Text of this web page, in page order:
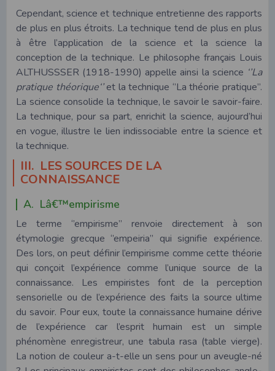
Cependant, science et technique entretienne des rapports
de plus en plus étroits. La technique tend de plus en plus
à être l’application de la science et la science la
conception de la technique. Le philosophe français Louis
ALTHUSSSER (1918-1990) appelle ainsi la science ‘’La
pratique théorique‘’et la technique ‘’La théorie pratique’’.
La science consolide la technique, le savoir le savoir-faire.
La technique, pour sa part, enrichit la science, aujourd’hui
en vogue, illustre le lien indissociable entre la science et
la technique.
III. LES SOURCES DE LA
CONNAISSANCE
A. Lâ€™empirisme
Le terme ‘’empirisme’’ renvoie directement à son
étymologie grecque ‘’empeiria’’ qui signifie expérience.
Des lors, on peut définir l’empirisme comme cette théorie
qui conçoit l’expérience comme l’unique source de la
connaissance. Les empiristes font de la perception
sensorielle ou de l’expérience des faits la source ultime
du savoir. Pour eux, toute la connaissance humaine dérive
de l’expérience car l’esprit humain est un simple
phénomène enregistreur, une tabula rasa (table vierge).
La notion de couleur a-t-elle un sens pour un aveugle-né